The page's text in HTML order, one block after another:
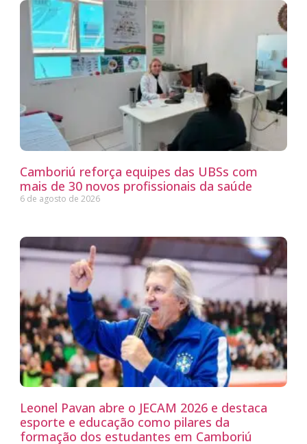
Camboriú reforça equipes das UBSs com
mais de 30 novos profissionais da saúde
6 de agosto de 2026
Leonel Pavan abre o JECAM 2026 e destaca
esporte e educação como pilares da
formação dos estudantes em Camboriú